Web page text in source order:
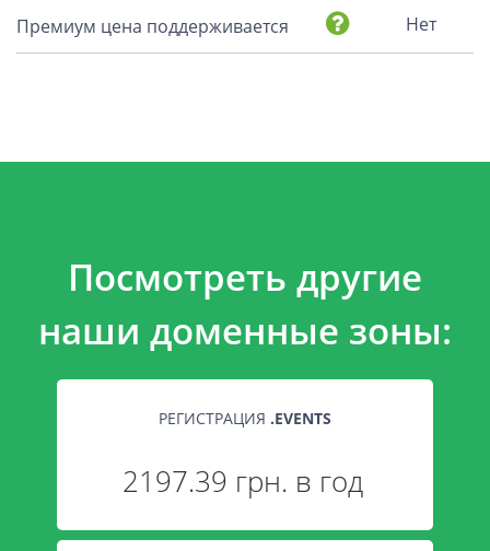
Премиум цена поддерживается Нет
Посмотреть другие
наши доменные зоны:
РЕГИСТРАЦИЯ .EVENTS
2197.39 грн. в год